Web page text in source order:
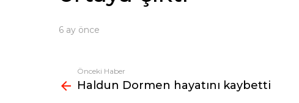
6 ay önce
Fazlasına
bak
Önceki Haber
Haldun Dormen hayatını kaybetti